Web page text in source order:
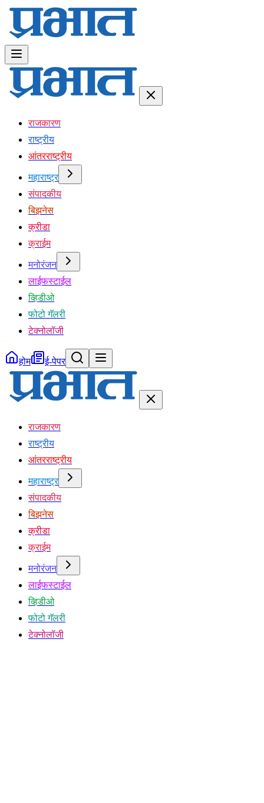
राजकारण
राष्ट्रीय
आंतरराष्ट्रीय
महाराष्ट्र
संपादकीय
बिझनेस
क्रीडा
क्राईम
मनोरंजन
लाईफस्टाईल
व्हिडीओ
फोटो गॅलरी
टेक्नोलॉजी
होम ई-पेपर
राजकारण
राष्ट्रीय
आंतरराष्ट्रीय
महाराष्ट्र
संपादकीय
बिझनेस
क्रीडा
क्राईम
मनोरंजन
लाईफस्टाईल
व्हिडीओ
फोटो गॅलरी
टेक्नोलॉजी